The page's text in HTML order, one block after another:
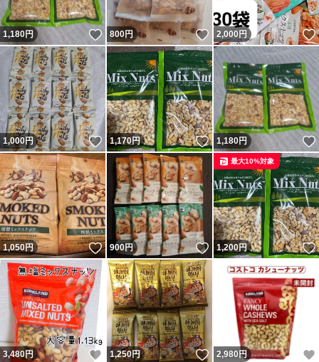
1,180円 いいね！
800円 いいね！
2,000 円
1,000円 いいね！
1,170円 いいね！
1,180円
1,050円 いいね！
900円 いいね！
1,200円
最大10%対象
3,480円 いいね！
1,250円 いいね！
2,980 円